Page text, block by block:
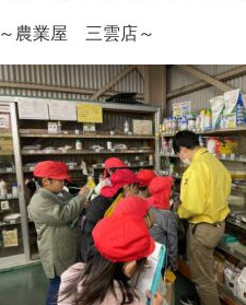
～農業屋 三雲店～